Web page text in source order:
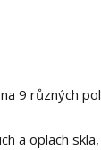
9 různých
a oplach